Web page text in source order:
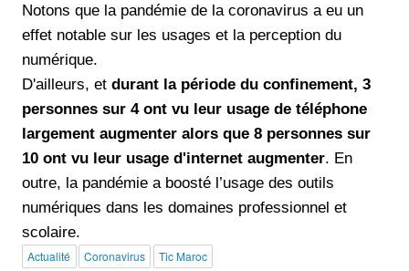
Notons que la pandémie de la coronavirus a eu un
effet notable sur les usages et la perception du
numérique.
D'ailleurs, et durant la période du confinement, 3
personnes sur 4 ont vu leur usage de téléphone
largement augmenter alors que 8 personnes sur
10 ont vu leur usage d'internet augmenter. En
outre, la pandémie a boosté l’usage des outils
numériques dans les domaines professionnel et
scolaire.
Actualité Coronavirus Tic Maroc